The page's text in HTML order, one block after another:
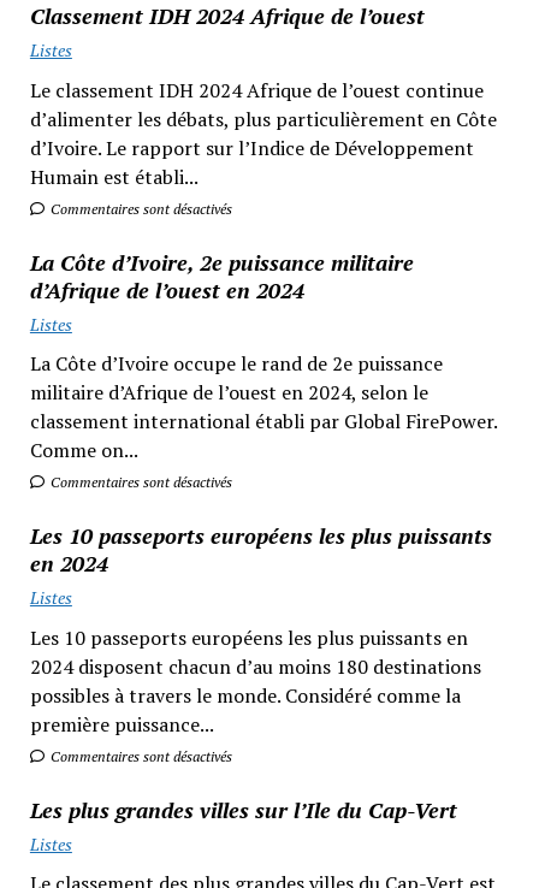
Classement IDH 2024 Afrique de l’ouest
Listes
Le classement IDH 2024 Afrique de l’ouest continue
d’alimenter les débats, plus particulièrement en Côte
d’Ivoire. Le rapport sur l’Indice de Développement
Humain est établi...
Commentaires sont désactivés
La Côte d’Ivoire, 2e puissance militaire
d’Afrique de l’ouest en 2024
Listes
La Côte d’Ivoire occupe le rand de 2e puissance
militaire d’Afrique de l’ouest en 2024, selon le
classement international établi par Global FirePower.
Comme on...
Commentaires sont désactivés
Les 10 passeports européens les plus puissants
en 2024
Listes
Les 10 passeports européens les plus puissants en
2024 disposent chacun d’au moins 180 destinations
possibles à travers le monde. Considéré comme la
première puissance...
Commentaires sont désactivés
Les plus grandes villes sur l’Ile du Cap-Vert
Listes